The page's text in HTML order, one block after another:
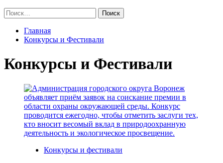
Найти:
Главная
Конкурсы и Фестивали
Конкурсы и Фестивали
Конкурсы и фестивали